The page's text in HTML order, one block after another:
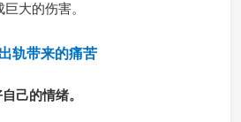
大的伤害。
轨带来的痛苦
己的情绪。